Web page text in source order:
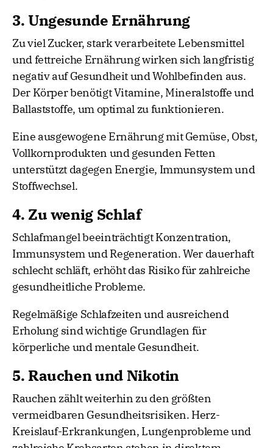
3. Ungesunde Ernährung
Zu viel Zucker, stark verarbeitete Lebensmittel
und fettreiche Ernährung wirken sich langfristig
negativ auf Gesundheit und Wohlbefinden aus.
Der Körper benötigt Vitamine, Mineralstoffe und
Ballaststoffe, um optimal zu funktionieren.
Eine ausgewogene Ernährung mit Gemüse, Obst,
Vollkornprodukten und gesunden Fetten
unterstützt dagegen Energie, Immunsystem und
Stoffwechsel.
4. Zu wenig Schlaf
Schlafmangel beeinträchtigt Konzentration,
Immunsystem und Regeneration. Wer dauerhaft
schlecht schläft, erhöht das Risiko für zahlreiche
gesundheitliche Probleme.
Regelmäßige Schlafzeiten und ausreichend
Erholung sind wichtige Grundlagen für
körperliche und mentale Gesundheit.
5. Rauchen und Nikotin
Rauchen zählt weiterhin zu den größten
vermeidbaren Gesundheitsrisiken. Herz-
Kreislauf-Erkrankungen, Lungenprobleme und